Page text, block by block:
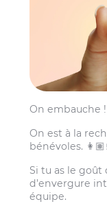
On embauche !
On est à la
bénévoles.
Si tu as le
d’envergure
équipe.